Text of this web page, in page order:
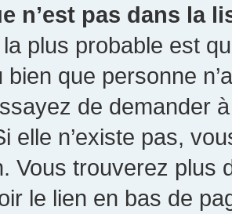
n’est pas dans la
plus probable est
bien que personne
de demander
elle n’existe pas,
Vous trouverez plus
le lien en bas de